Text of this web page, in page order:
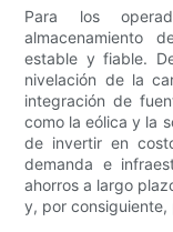
Para los
almacenamiento
estable y fiable.
nivelación de la
integración de
como la eólica y la
de invertir en
demanda e
ahorros a largo
y, por consiguiente,